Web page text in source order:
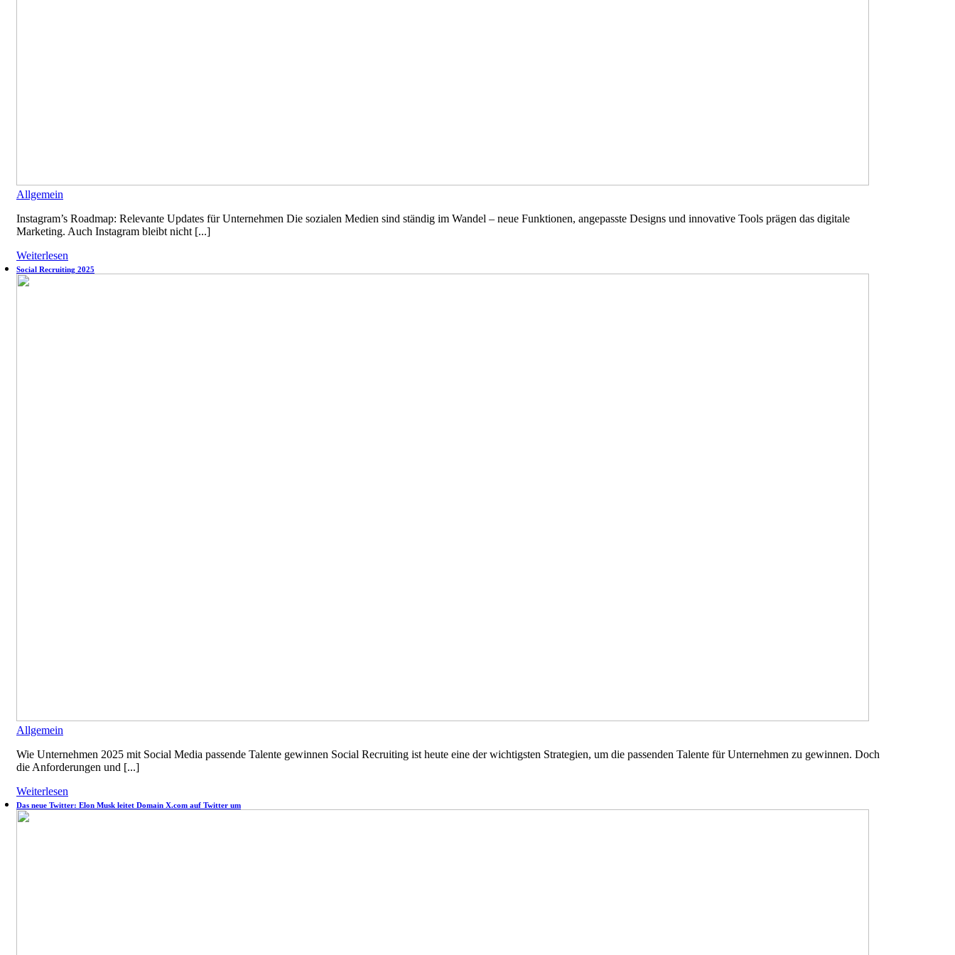
Allgemein
Instagram’s Roadmap: Relevante Updates für Unternehmen Die sozialen Medien sind ständig im Wandel – neue Funktionen, angepasste Designs und innovative Tools prägen das digitale
Marketing. Auch Instagram bleibt nicht [...]
Weiterlesen
Social Recruiting 2025
Allgemein
Wie Unternehmen 2025 mit Social Media passende Talente gewinnen Social Recruiting ist heute eine der wichtigsten Strategien, um die passenden Talente für Unternehmen zu gewinnen. Doch
die Anforderungen und [...]
Weiterlesen
Das neue Twitter: Elon Musk leitet Domain X.com auf Twitter um